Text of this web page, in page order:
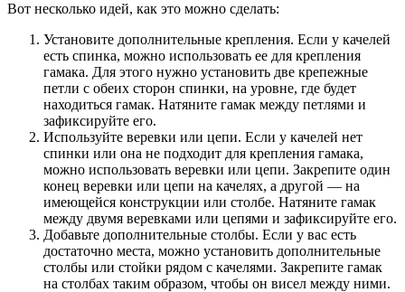
Вот несколько идей, как это можно сделать:
Установите дополнительные крепления. Если у качелей
есть спинка, можно использовать ее для крепления
гамака. Для этого нужно установить две крепежные
петли с обеих сторон спинки, на уровне, где будет
находиться гамак. Натяните гамак между петлями и
зафиксируйте его.
Используйте веревки или цепи. Если у качелей нет
спинки или она не подходит для крепления гамака,
можно использовать веревки или цепи. Закрепите один
конец веревки или цепи на качелях, а другой — на
имеющейся конструкции или столбе. Натяните гамак
между двумя веревками или цепями и зафиксируйте его.
Добавьте дополнительные столбы. Если у вас есть
достаточно места, можно установить дополнительные
столбы или стойки рядом с качелями. Закрепите гамак
на столбах таким образом, чтобы он висел между ними.